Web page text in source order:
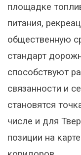
площадке
питания,
общественную
стандарт
способствуют
связанности и
становятся
числе и для
позиции на